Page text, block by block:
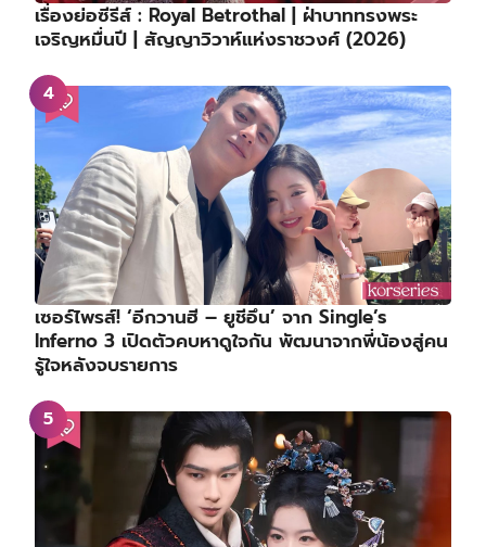
เรื่องย่อซีรีส์ : Royal Betrothal | ฝ่าบาททรงพระ
เจริญหมื่นปี | สัญญาวิวาห์แห่งราชวงศ์ (2026)
เซอร์ไพรส์! ‘อีกวานฮี – ยูชีอึน’ จาก Single’s
Inferno 3 เปิดตัวคบหาดูใจกัน พัฒนาจากพี่น้องสู่คน
รู้ใจหลังจบรายการ